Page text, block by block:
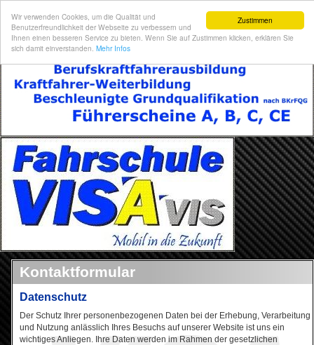
Zustimmen
Wir verwenden Cookies, um die Qualität und
Benutzerfreundlichkeit der Webseite zu verbessern und
Ihnen einen besseren Service zu bieten. Wenn Sie auf Zustimmen klicken, erklären Sie
sich damit einverstanden. Mehr Infos
Kontaktformular
Datenschutz
Der Schutz Ihrer personenbezogenen Daten bei der Erhebung, Verarbeitung
und Nutzung anlässlich Ihres Besuchs auf unserer Website ist uns ein
wichtiges Anliegen. Ihre Daten werden im Rahmen der gesetzlichen